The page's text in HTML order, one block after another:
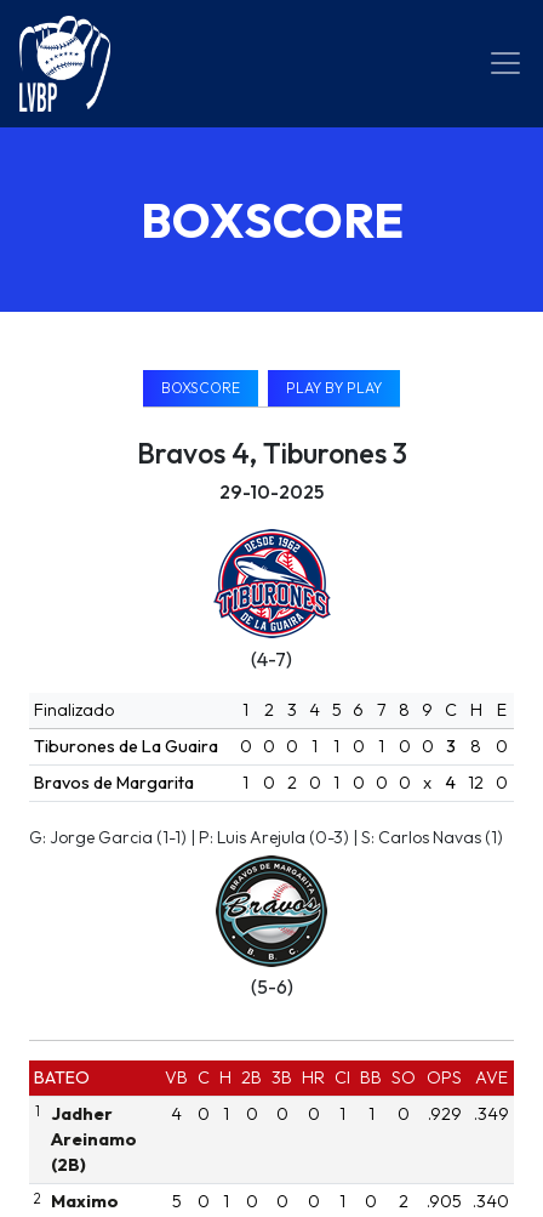
BOXSCORE
BOXSCORE PLAY BY PLAY
Bravos 4, Tiburones 3
29-10-2025
(4-7)
Finalizado 1 2 3 4 5 6 7 8 9 C H
E
Tiburones de La Guaira
0 0 0 1 1 0 1 0 0 3 8
0
Bravos de Margarita
1 0 2 0 1 0 0 0 x 4 12 0
G: Jorge Garcia (1-1) | P: Luis Arejula (0-3) | S: Carlos Navas (1)
(5-6)
BATEO VB C H 2B 3B HR CI BB SO OPS AVE
1
Jadher
Areinamo
(2B)
4 0 1 0 0 0 1 1 0 .929 .349
2
Maximo
5 0 1 0 0 0 1 0 2 .905 .340